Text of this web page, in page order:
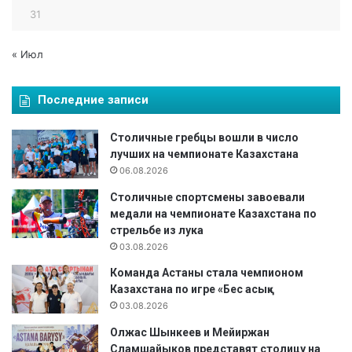
31
« Июл
Последние записи
Столичные гребцы вошли в число
лучших на чемпионате Казахстана
06.08.2026
Столичные спортсмены завоевали
медали на чемпионате Казахстана по
стрельбе из лука
03.08.2026
Команда Астаны стала чемпионом
Казахстана по игре «Бес асық»
03.08.2026
Олжас Шынкеев и Мейиржан
Сламшайыков представят столицу на